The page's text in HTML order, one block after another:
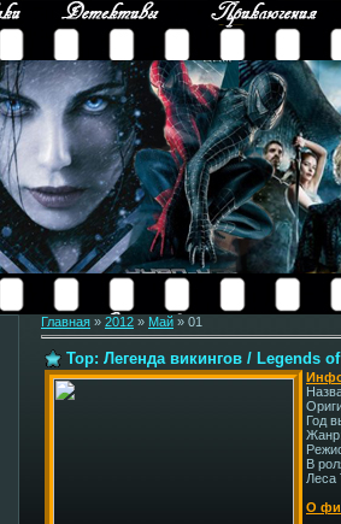
Главная » 2012 » Май » 01
Тор: Легенда викингов / Legends
Год
В
Леса
О